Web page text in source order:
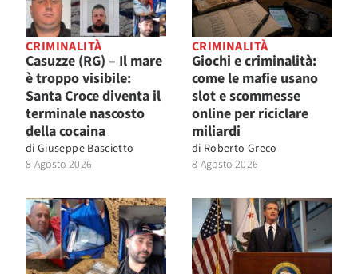
CRIMINALITÀ
Casuzze (RG) – Il mare
è troppo visibile:
Santa Croce diventa il
terminale nascosto
della cocaina
di Giuseppe Bascietto
8 Agosto 2026
CRIMINALITÀ
Giochi e criminalità:
come le mafie usano
slot e scommesse
online per riciclare
miliardi
di Roberto Greco
8 Agosto 2026